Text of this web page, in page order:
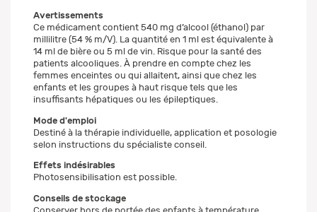
Avertissements
Ce médicament contient 540 mg d’alcool (éthanol) par
millilitre (54 % m/V). La quantité en 1 ml est équivalente à
14 ml de bière ou 5 ml de vin. Risque pour la santé des
patients alcooliques. À prendre en compte chez les
femmes enceintes ou qui allaitent, ainsi que chez les
enfants et les groupes à haut risque tels que les
insuffisants hépatiques ou les épileptiques.
Mode d'emploi
Destiné à la thérapie individuelle, application et posologie
selon instructions du spécialiste conseil.
Effets indésirables
Photosensibilisation est possible.
Conseils de stockage